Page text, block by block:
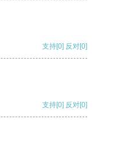
支持[0] 反对[0]
支持[0] 反对[0]